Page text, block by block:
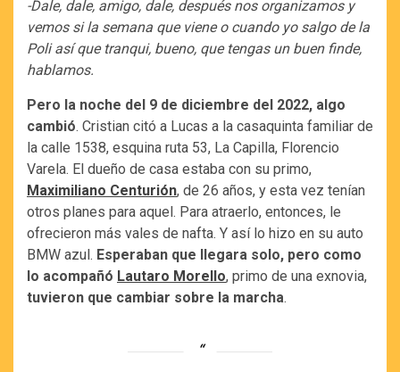
-Dale, dale, amigo, dale, después nos organizamos y
vemos si la semana que viene o cuando yo salgo de la
Poli así que tranqui, bueno, que tengas un buen finde,
hablamos.
Pero la noche del 9 de diciembre del 2022, algo
cambió. Cristian citó a Lucas a la casaquinta familiar de
la calle 1538, esquina ruta 53, La Capilla, Florencio
Varela. El dueño de casa estaba con su primo,
Maximiliano Centurión, de 26 años, y esta vez tenían
otros planes para aquel. Para atraerlo, entonces, le
ofrecieron más vales de nafta. Y así lo hizo en su auto
BMW azul. Esperaban que llegara solo, pero como
lo acompañó Lautaro Morello, primo de una exnovia,
tuvieron que cambiar sobre la marcha.